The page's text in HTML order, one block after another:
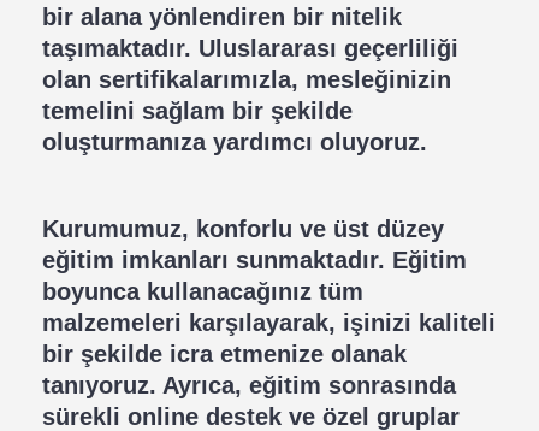
bir alana yönlendiren bir nitelik
taşımaktadır. Uluslararası geçerliliği
olan sertifikalarımızla, mesleğinizin
temelini sağlam bir şekilde
oluşturmanıza yardımcı oluyoruz.
Kurumumuz, konforlu ve üst düzey
eğitim imkanları sunmaktadır. Eğitim
boyunca kullanacağınız tüm
malzemeleri karşılayarak, işinizi kaliteli
bir şekilde icra etmenize olanak
tanıyoruz. Ayrıca, eğitim sonrasında
sürekli online destek ve özel gruplar